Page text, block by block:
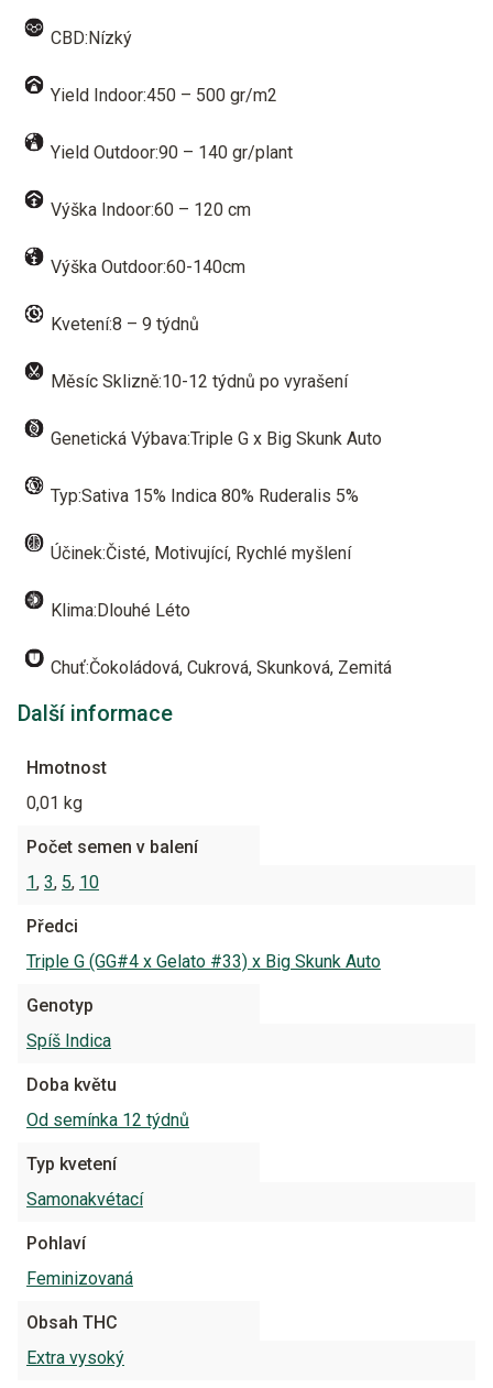
CBD:Nízký
Yield Indoor:450 – 500 gr/m2
Yield Outdoor:90 – 140 gr/plant
Výška Indoor:60 – 120 cm
Výška Outdoor:60-140cm
Kvetení:8 – 9 týdnů
Měsíc Sklizně:10-12 týdnů po vyrašení
Genetická Výbava:Triple G x Big Skunk Auto
Typ:Sativa 15% Indica 80% Ruderalis 5%
Účinek:Čisté, Motivující, Rychlé myšlení
Klima:Dlouhé Léto
Chuť:Čokoládová, Cukrová, Skunková, Zemitá
Další informace
Hmotnost
0,01 kg
Počet semen v balení
1, 3, 5, 10
Předci
Triple G (GG#4 x Gelato #33) x Big Skunk Auto
Genotyp
Spíš Indica
Doba květu
Od semínka 12 týdnů
Typ kvetení
Samonakvétací
Pohlaví
Feminizovaná
Obsah THC
Extra vysoký